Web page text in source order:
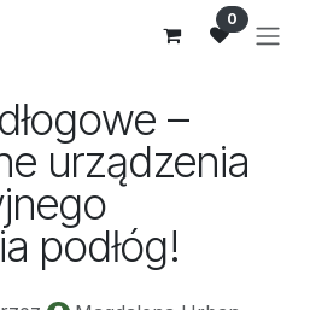
0
–
urządzenia
podłóg!